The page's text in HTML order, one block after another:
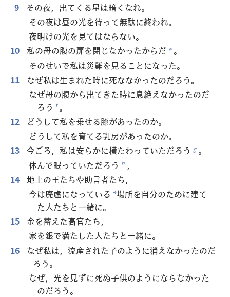
9
その夜，出てくる星は暗くなれ。
その夜は昼の光を待って無駄に終われ。
夜明けの光を見てはならない。
10
私の母の腹の扉を閉じなかったからだ e 。
そのせいで私は災難を見ることになった。
11
なぜ私は生まれた時に死ななかったのだろう。
なぜ母の腹から出てきた時に息絶えなかったのだ
ろう f 。
12
どうして私を乗せる膝があったのか。
どうして私を育てる乳房があったのか。
13
今ごろ，私は安らかに横たわっていただろう g 。
休んで眠っていただろう h ，
14
地上の王たちや助言者たち，
今は廃虚になっている *場所を自分のために建て
た人たちと一緒に。
15
金を蓄えた高官たち，
家を銀で満たした人たちと一緒に。
16
なぜ私は，流産された子のように消えなかったのだ
ろう。
なぜ，光を見ずに死ぬ子供のようにならなかった
のだろう。